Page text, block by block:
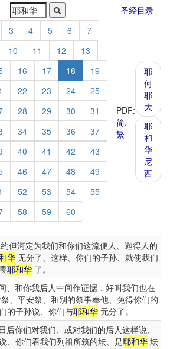
圣经目录
3 4 5 6
7
10 11 12
13
16 17 18
19
22 23 24
25
28 29 30
31
34 35 36
37
40 41 42
43
46 47 48
49
52 53 54
55
58 59 60
PDF:
简.
繁
耶
何
耶
大
耶
和
华
尼
西
但河定为我们和你们这流便人、迦得人的
华无分了、这样、你们的子孙、就使我们
耶和华了。
、和你我后人中间作证据．好叫我们也在
、平安祭、和别的祭事奉他、免得你们的
的子孙说、你们与耶和华无分了。
后你们对我们、或对我们的后人这样说、
、你们看我们列祖所筑的坛、是耶和华坛